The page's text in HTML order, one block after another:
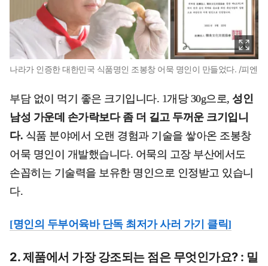
나라가 인증한 대한민국 식품명인 조봉창 어묵 명인이 만들었다. /피엔
부담 없이 먹기 좋은 크기입니다. 1개당 30g으로, 성인
남성 가운데 손가락보다 좀 더 길고 두꺼운 크기입니
다. 식품 분야에서 오랜 경험과 기술을 쌓아온 조봉창
어묵 명인이 개발했습니다. 어묵의 고장 부산에서도
손꼽히는 기술력을 보유한 명인으로 인정받고 있습니
다.
[명인의 두부어육바 단독 최저가 사러 가기 클릭]
2. 제품에서 가장 강조되는 점은 무엇인가요? : 밀